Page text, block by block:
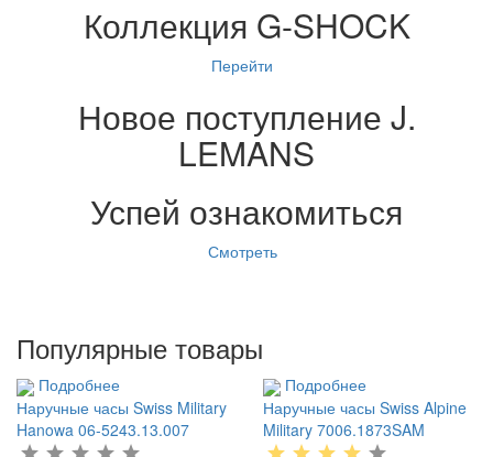
Коллекция G-SHOCK
Перейти
Новое поступление J.
LEMANS
Успей ознакомиться
Смотреть
Популярные товары
Подробнее
Наручные часы Swiss Military
Hanowa 06-5243.13.007
Подробнее
Наручные часы Swiss Alpine
Military 7006.1873SAM